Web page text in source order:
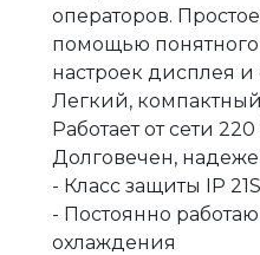
операторов.
помощью
настроек дисплея и
Легкий,
Работает от сети 220
Долговечен,
- Класс защиты IP 21S
- Постоянно
охлаждения